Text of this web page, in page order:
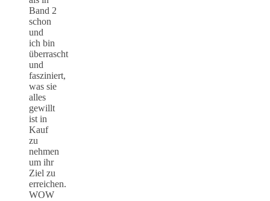
Band 2
schon
und
ich bin
überrascht
und
fasziniert,
was sie
alles
gewillt
ist in
Kauf
zu
nehmen
um ihr
Ziel zu
erreichen.
WOW